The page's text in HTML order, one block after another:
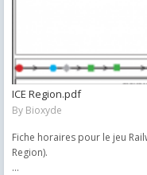
ICE Region.pdf
By Bioxyde
Fiche horaires pour le jeu
Region).
...